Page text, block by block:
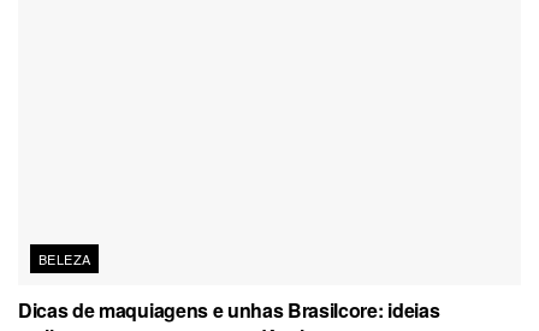
BELEZA
Dicas de maquiagens e unhas Brasilcore: ideias